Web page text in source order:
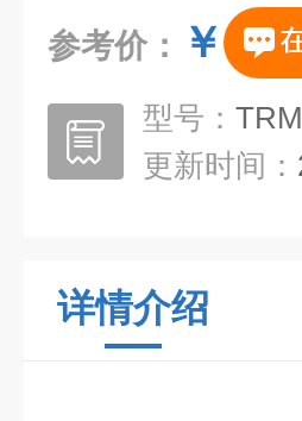
参考价： ￥
型号： TRM
更新时间：
详情介绍